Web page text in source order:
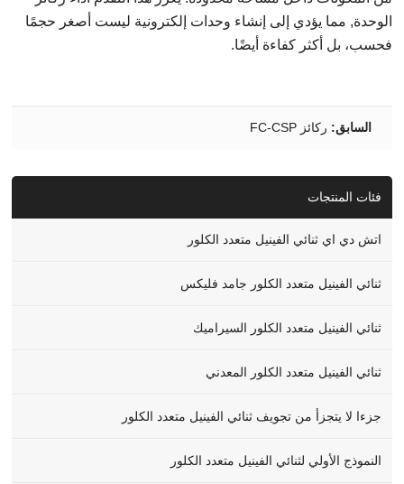
الوحدة, مما يؤدي إلى إنشاء وحدات إلكترونية ليست أصغر حجمًا
فحسب، بل أكثر كفاءة أيضًا.
السابق: ركائز FC-CSP
فئات المنتجات
اتش دي اي ثنائي الفينيل متعدد الكلور
ثنائي الفينيل متعدد الكلور جامد فليكس
ثنائي الفينيل متعدد الكلور السيراميك
ثنائي الفينيل متعدد الكلور المعدني
جزءا لا يتجزأ من تجويف ثنائي الفينيل متعدد الكلور
النموذج الأولي لثنائي الفينيل متعدد الكلور